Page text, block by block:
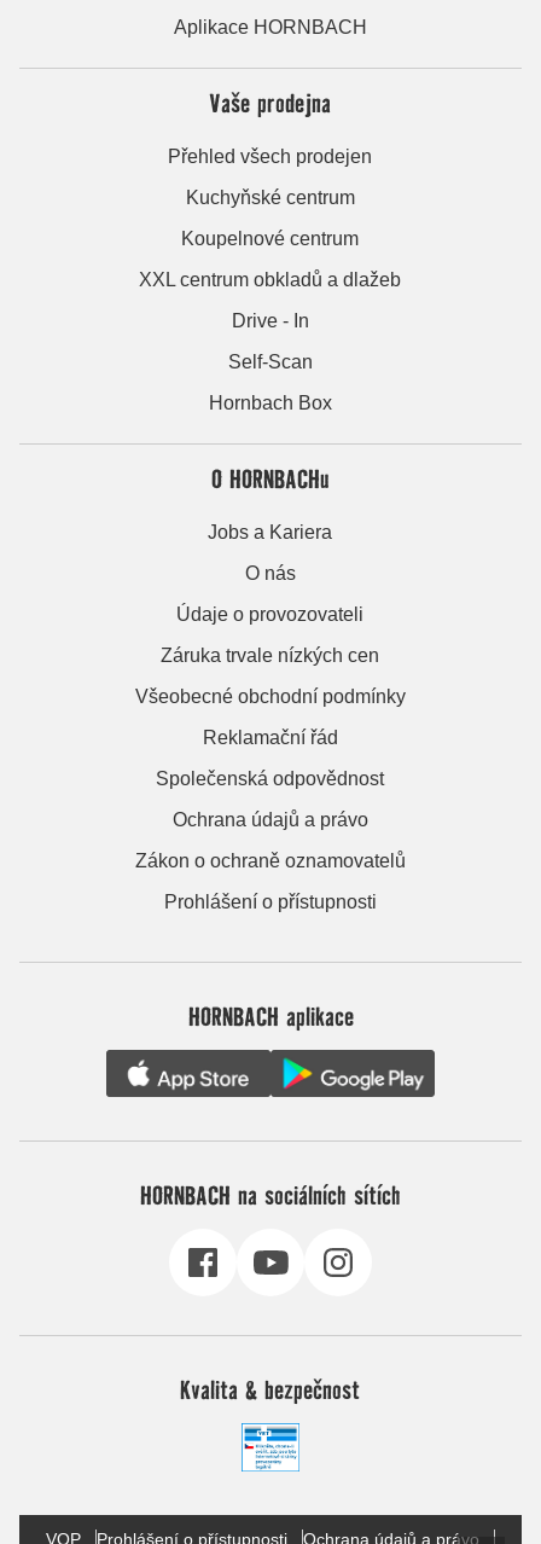
Aplikace HORNBACH
Vaše prodejna
Přehled všech prodejen
Kuchyňské centrum
Koupelnové centrum
XXL centrum obkladů a dlažeb
Drive - In
Self-Scan
Hornbach Box
O HORNBACHu
Jobs a Kariera
O nás
Údaje o provozovateli
Záruka trvale nízkých cen
Všeobecné obchodní podmínky
Reklamační řád
Společenská odpovědnost
Ochrana údajů a právo
Zákon o ochraně oznamovatelů
Prohlášení o přístupnosti
HORNBACH aplikace
HORNBACH na sociálních sítích
Kvalita & bezpečnost
VOP Prohlášení o přístupnosti Ochrana údajů a právo